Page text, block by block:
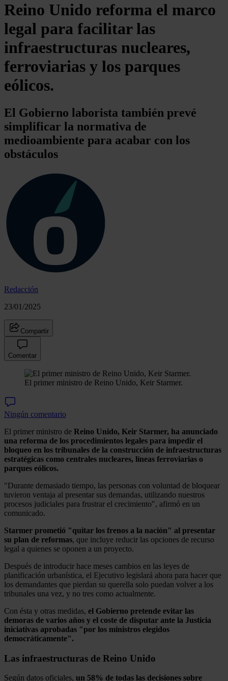
Reino Unido reforma el marco
legal para facilitar las
infraestructuras nucleares,
ferroviarias y los parques
eólicos.
El Gobierno laborista también prevé
simplificar la normativa de
medioambiente para acabar con los
obstáculos
Redacción
23/01/2025
Compartir
Comentar
El primer ministro de Reino Unido, Keir Starmer.
Ningún comentario
El primer ministro de Reino Unido, Keir Starmer, ha anunciado
una reforma de los procedimientos legales para impedir el
bloqueo en los tribunales de la construcción de infraestructuras
estratégicas como centrales nucleares, líneas ferroviarias o
parques eólicos.
"Durante demasiado tiempo, las personas con voluntad de bloquear
tuvieron ventaja al presentar sus demandas, utilizando nuestros
procesos judiciales para frustrar el crecimiento", afirmó en un
comunicado.
Starmer prometió "quitar los frenos a la nación" al presentar
su plan de reformas, que incluye reducir las opciones de recurso
legal a quienes se oponen a un proyecto.
Después de introducir hace meses cambios en las leyes de
planificación urbanística, el Ejecutivo legislará ahora para hacer que
los demandantes que pierdan su querella solo puedan volver a los
tribunales una vez, y no tres como actualmente.
Con ésta y otras medidas, el Gobierno pretende evitar las
demoras de varios años y el coste de disputar ante la Justicia
iniciativas aprobadas "por los ministros elegidos
democráticamente".
Las infraestructuras de Reino Unido
Según datos oficiales, un 58% de todas las decisiones sobre